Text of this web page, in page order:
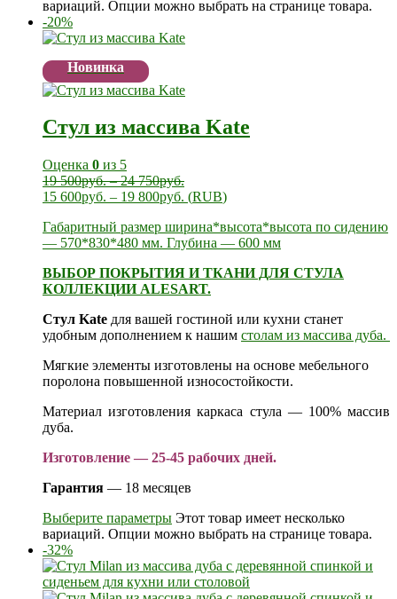
вариаций. Опции можно выбрать на странице товара.
-20%
Новинка
Стул из массива Kate
Оценка 0 из 5
19 500руб.–24 750руб.
15 600руб. – 19 800руб. (RUB)
Габаритный размер ширина*высота*высота по сидению
— 570*830*480 мм. Глубина — 600 мм
ВЫБОР ПОКРЫТИЯ И ТКАНИ ДЛЯ СТУЛА
КОЛЛЕКЦИИ ALESART.
Стул Kate для вашей гостиной или кухни станет
удобным дополнением к нашим столам из массива дуба.
Мягкие элементы изготовлены на основе мебельного
поролона повышенной износостойкости.
Материал изготовления каркаса стула — 100% массив
дуба.
Изготовление — 25-45 рабочих дней.
Гарантия — 18 месяцев
Выберите параметры Этот товар имеет несколько
вариаций. Опции можно выбрать на странице товара.
-32%